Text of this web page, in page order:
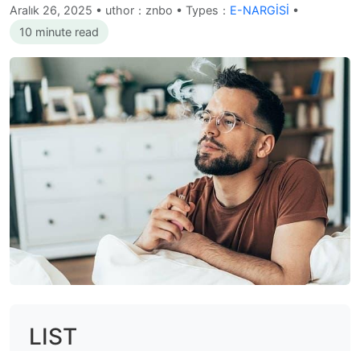
Aralık 26, 2025 • uthor：znbo • Types： E-NARGİSİ •
10 minute read
LIST